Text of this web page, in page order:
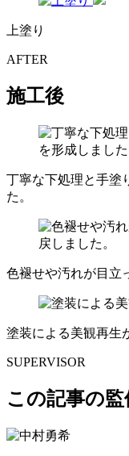
上塗り
AFTER
施工後
丁寧な下処理と手塗
た。
色褪せや汚れが目立
塗装による美観再生
SUPERVISOR
この記事の監